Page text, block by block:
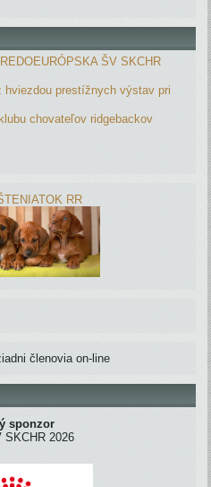
ŠV SKCHR
hviezdou prestížnych výstav pri
chovateľov ridgebackov
RR
členovia on-line
sponzor
2026